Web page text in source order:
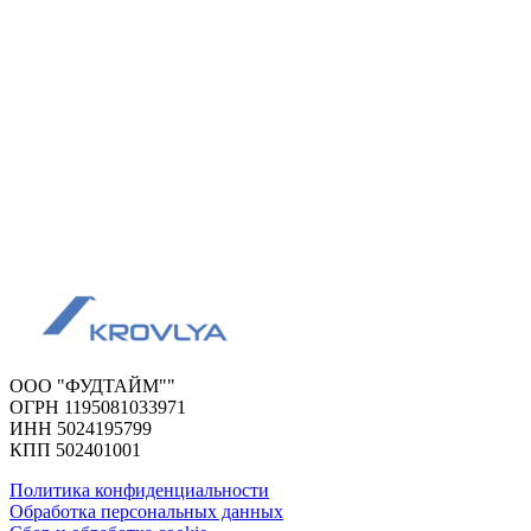
ООО "ФУДТАЙМ""
ОГРН 1195081033971
ИНН 5024195799
КПП 502401001
Политика конфиденциальности
Обработка персональных данных